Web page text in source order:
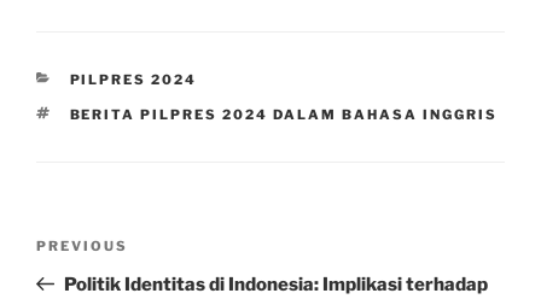
CATEGORIES
PILPRES 2024
TAGS
BERITA PILPRES 2024 DALAM BAHASA INGGRIS
Previous
Post
PREVIOUS
Politik Identitas di Indonesia: Implikasi terhadap